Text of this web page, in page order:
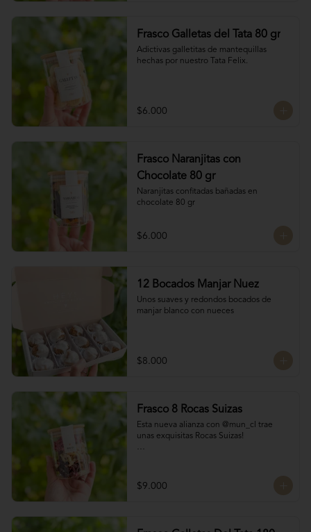
Frasco Galletas del Tata 80 gr
Adictivas galletitas de mantequillas
hechas por nuestro Tata Felix.
$6.000
Frasco Naranjitas con
Chocolate 80 gr
Naranjitas confitadas bañadas en
chocolate 80 gr
$6.000
12 Bocados Manjar Nuez
Unos suaves y redondos bocados de
manjar blanco con nueces
$8.000
Frasco 8 Rocas Suizas
Esta nueva alianza con @mun_cl trae
unas exquisitas Rocas Suizas!
chocolate
$9.000